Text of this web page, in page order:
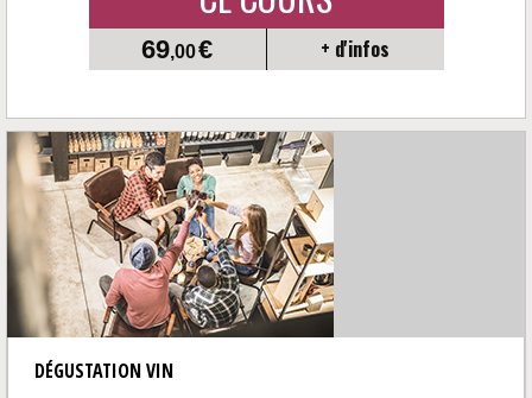
69,00€ + d'infos
DÉGUSTATION VIN